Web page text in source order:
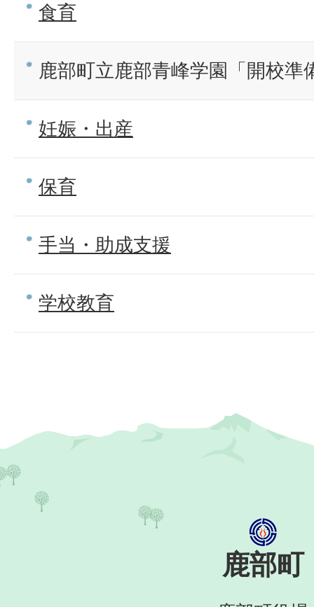
食育
鹿部町立鹿部青峰学園「開校準
妊娠・出産
保育
手当・助成支援
学校教育
鹿部町